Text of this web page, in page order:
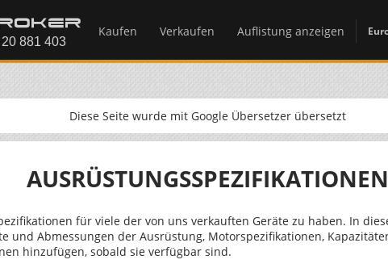
Kaufen Verkaufen Auflistung anzeigen
Diese Seite wurde mit Google Übersetzer übersetzt
AUSRÜSTUNGSSPEZIFIKATIONEN
für viele der von uns verkauften Geräte zu haben. In
und Abmessungen der Ausrüstung, Motorspezifikationen,
hinzufügen, sobald sie verfügbar sind.